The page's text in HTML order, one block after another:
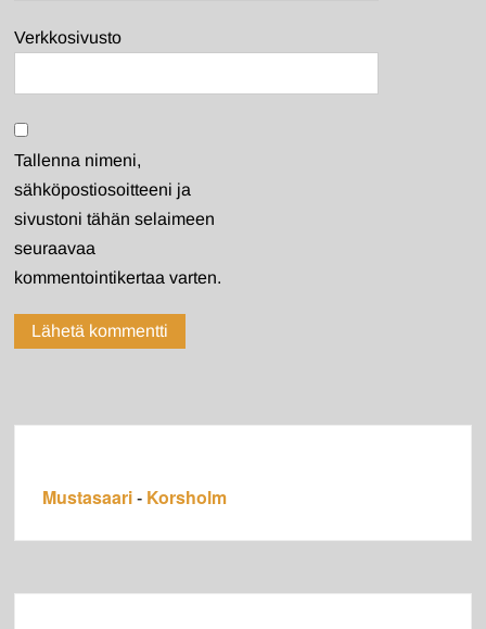
Verkkosivusto
Tallenna nimeni,
sähköpostiosoitteeni ja
sivustoni tähän selaimeen
seuraavaa
kommentointikertaa varten.
Mustasaari - Korsholm